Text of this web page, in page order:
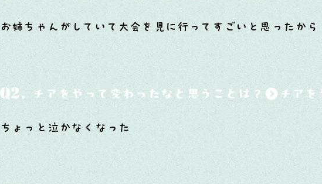
お姉ちゃんがしていて大会を見に行ってすごいと思ったから
Q2. チアをやって変わったなと思うことは？
ちょっと泣かなくなった